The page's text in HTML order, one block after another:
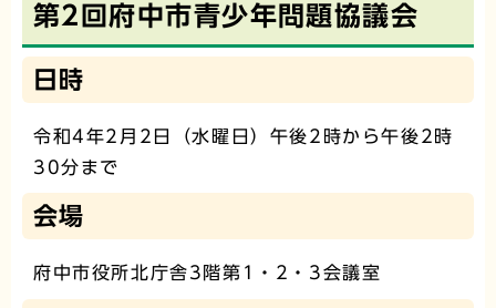
第2回府中市青少年問題協議会
日時
令和4年2月2日（水曜日）午後2時から午後2時
30分まで
会場
府中市役所北庁舎3階第1・2・3会議室